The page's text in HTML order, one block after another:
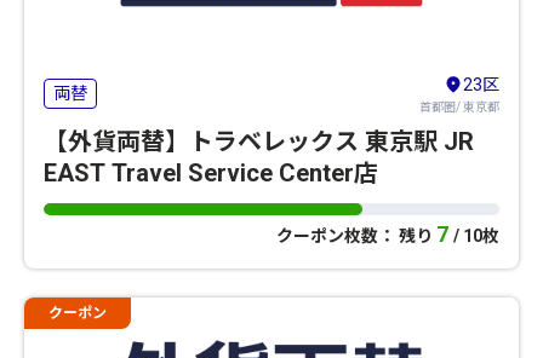
両替 23区
首都圏/ 東京都
【外貨両替】トラベレックス 東京駅 JR
EAST Travel Service Center店
クーポン枚数： 残り 7 / 10枚
クーポン